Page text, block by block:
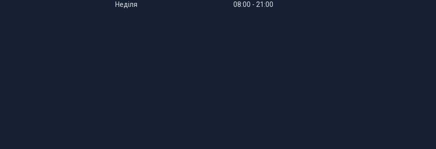
Неділя
08:00 21:00